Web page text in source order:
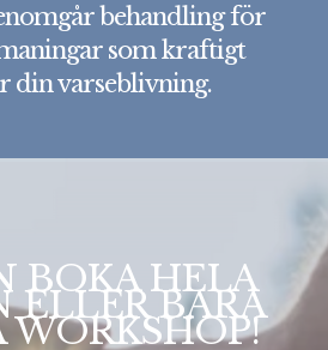
behandling för
som kraftigt
din varseblivning.
BOKA HELA
ELLER BARA